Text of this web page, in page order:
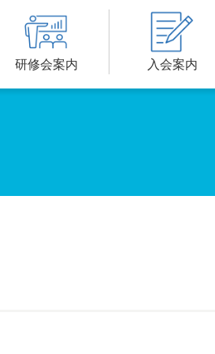
研修会案内 入会案内